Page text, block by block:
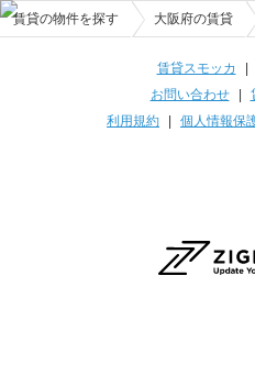
賃貸の物件を探す 大阪府の賃貸
賃貸スモッカ
お問い合わせ|
利用規約
個人情報保